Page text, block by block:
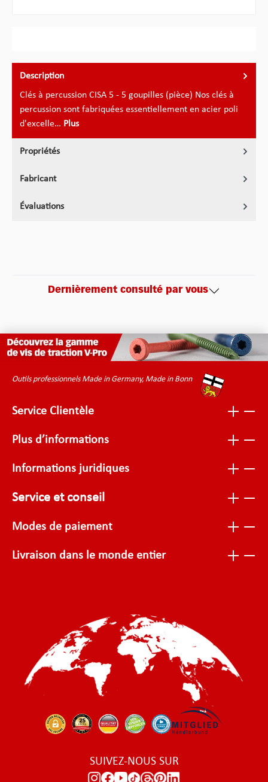
Description
Clés à percussion CISA 5 - 5 goupilles (pièce) Nos clés à
percussion sont fabriquées essentiellement en acier poli
d'excelle… Plus
Propriétés
Fabricant
Évaluations
Dernièrement consulté par vous
Outils professionnels Made in Germany, Made in Bonn
Service Clientèle
Plus d’informations
Informations juridiques
Service et conseil
Modes de paiement
Livraison dans le monde entier
SUIVEZ-NOUS SUR